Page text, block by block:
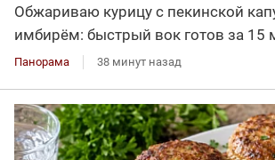
Обжариваю курицу с пекинской
имбирём: быстрый вок готов за 15
Панорама 38 минут назад